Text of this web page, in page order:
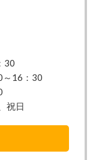
30
16：30
祝日